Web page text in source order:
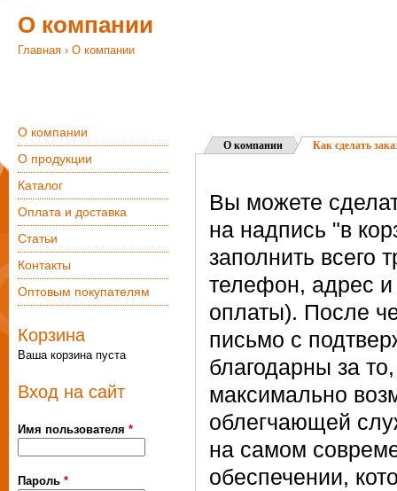
О компании
Главная › О компании
О компании Как сделать
Вы можете
на надпись "в
заполнить всего
телефон, адрес и
оплаты). После
письмо с
благодарны за
максимально
облегчающей
на самом
обеспечении,
О компании
О продукции
Каталог
Оплата и доставка
Статьи
Контакты
Оптовым покупателям
Корзина
Ваша корзина пуста
Вход на сайт
Имя пользователя *
Пароль *